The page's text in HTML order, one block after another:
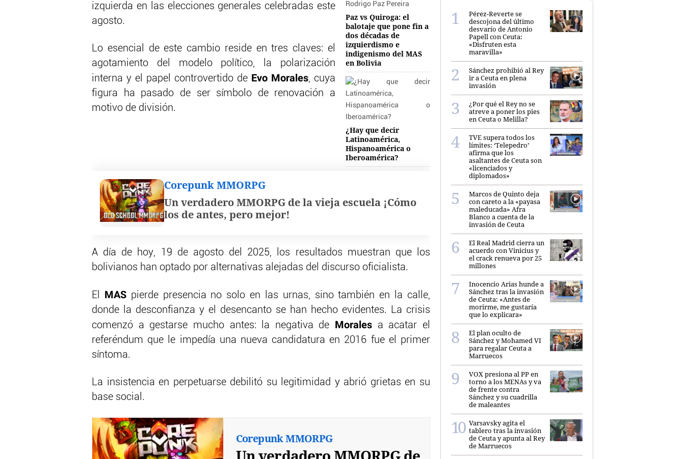
Paz vs Quiroga: el
balotaje que pone fin a
dos décadas de
izquierdismo e
indigenismo del MAS
en Bolivia
¿Hay que decir
Latinoamérica,
Hispanoamérica o
Iberoamérica?
izquierda en las elecciones generales celebradas este
agosto.
Lo esencial de este cambio reside en tres claves: el
agotamiento del modelo político, la polarización
interna y el papel controvertido de Evo Morales , cuya
figura ha pasado de ser símbolo de renovación a
motivo de división.
Corepunk MMORPG
Un verdadero MMORPG de la vieja escuela ¡Cómo
los de antes, pero mejor!
A día de hoy, 19 de agosto del 2025, los resultados muestran que los
bolivianos han optado por alternativas alejadas del discurso oficialista.
El MASpierde presencia no solo en las urnas, sino también en la calle,
donde la desconfianza y el desencanto se han hecho evidentes. La crisis
comenzó a gestarse mucho antes: la negativa de Morales a acatar el
referéndum que le impedía una nueva candidatura en 2016 fue el primer
síntoma.
La insistencia en perpetuarse debilitó su legitimidad y abrió grietas en su
base social.
Corepunk MMORPG
Pérez-Reverte se
descojona del último
desvarío de Antonio
Papell con Ceuta:
«Disfruten esta
maravilla»
Sánchez prohibió al Rey
ir a Ceuta en plena
invasión
¿Por qué el Rey no se
atreve a poner los pies
en Ceuta o Melilla?
TVE supera todos los
límites: ‘Telepedro’
afirma que los
asaltantes de Ceuta son
«licenciados y
diplomados»
Marcos de Quinto deja
con careto a la «payasa
maleducada» Afra
Blanco a cuenta de la
invasión de Ceuta
El Real Madrid cierra un
acuerdo con Vinicius y
el crack renueva por 25
millones
Inocencio Arias hunde a
Sánchez tras la invasión
de Ceuta: «Antes de
morirme, me gustaría
que lo explicara»
El plan oculto de
Sánchez y Mohamed VI
para regalar Ceuta a
Marruecos
VOX presiona al PP en
torno a los MENAs y va
de frente contra
Sánchez y su cuadrilla
de maleantes
Varsavsky agita el
tablero tras la invasión
de Ceuta y apunta al Rey
de Marruecos